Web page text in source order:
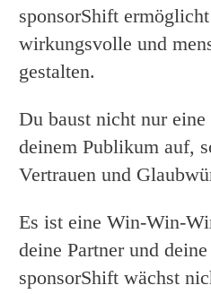
sponsorShift
wirkungsvolle und
gestalten.
Du baust nicht nur
deinem Publikum auf,
Vertrauen und
Es ist eine Win-Win-
deine Partner und
sponsorShift wächst